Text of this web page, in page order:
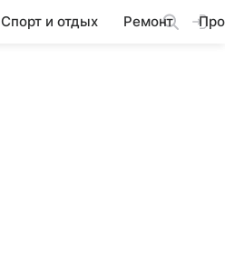
Спорт и отдых Ремонт